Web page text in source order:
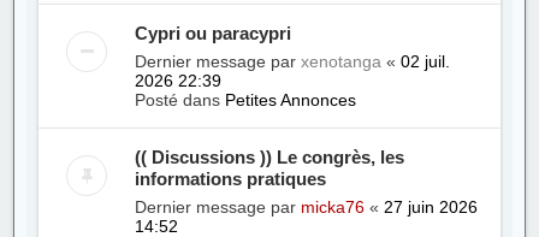
Cypri ou paracypri
Dernier message parxenotanga «02 juil.
2026 22:39
Posté dans Petites Annonces
(( Discussions )) Le congrès, les
informations pratiques
Dernier message par micka76 « 27 juin 2026
14:52